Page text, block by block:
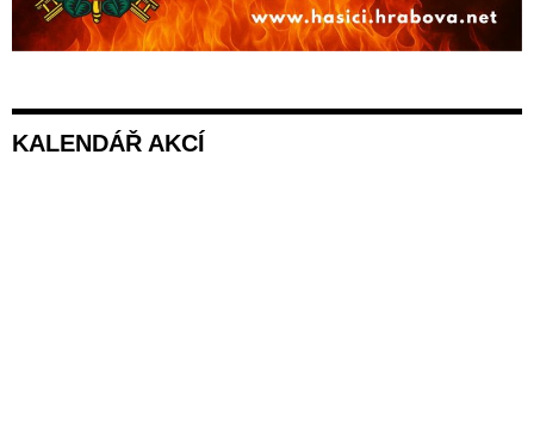
KALENDÁŘ AKCÍ